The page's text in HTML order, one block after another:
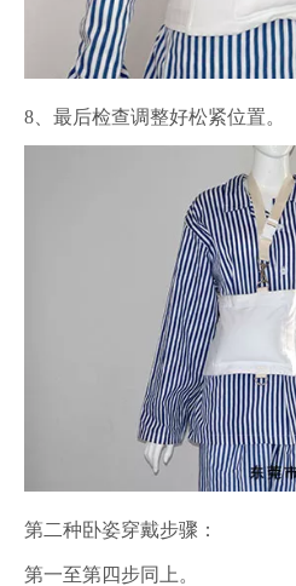
8、最后检查调整好松紧位置。
第二种卧姿穿戴步骤：
第一至第四步同上。